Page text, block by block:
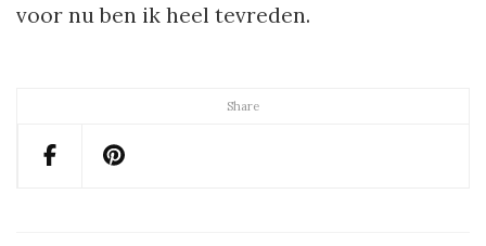
Share
voor nu ben ik heel tevreden.